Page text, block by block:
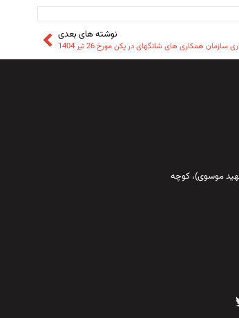
نوشته های بعدی
سازمان همکاری های شانگهای در پکن مورخ 26 تیر 1404
موسوی)، کوچه